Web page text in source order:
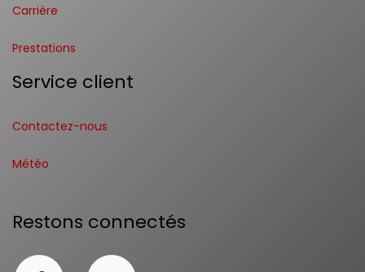
Carrière
Prestations
Service client
Contactez-nous
Météo
Restons connectés